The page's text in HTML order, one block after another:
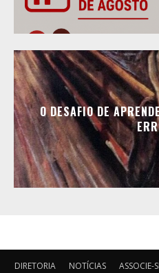
O DESAFIO DE
DIRETORIA NOTÍCIAS ASSOCIE-